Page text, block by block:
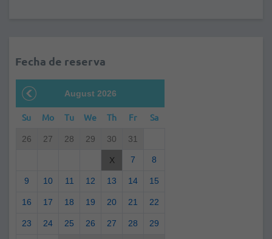
Fecha de reserva
August 2026
Su Mo Tu We Th Fr Sa
26 27 28 29 30 31
X 7 8
9 10 11 12 13 14 15
16 17 18 19 20 21 22
23 24 25 26 27 28 29